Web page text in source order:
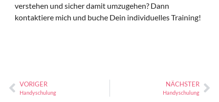
verstehen und sicher damit umzugehen? Dann
kontaktiere mich und buche Dein individuelles Training!
VORIGER
Handyschulung
NÄCHSTER
Handyschulung